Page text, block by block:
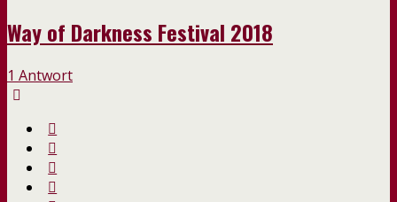
Way of Darkness Festival 2018
1 Antwort